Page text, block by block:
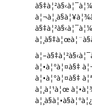
à¦•à¦°à¦¤à§‡
à¦•à¦°à¦¤à§‡
à¦¸à¦¹à¦œ